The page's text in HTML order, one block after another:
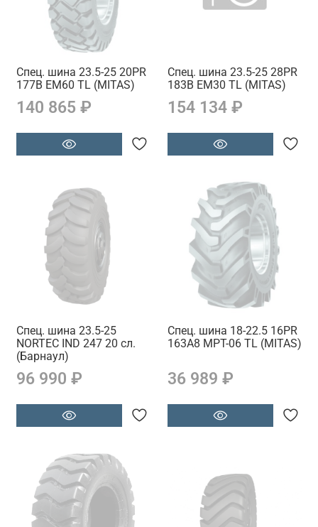
Спец. шина 23.5-25 20PR
177B EM60 TL (MITAS)
140 865 ₽
Спец. шина 23.5-25 28PR
183B EM30 TL (MITAS)
154 134 ₽
Спец. шина 23.5-25
NORTEC IND 247 20 сл.
(Барнаул)
96 990 ₽
Спец. шина 18-22.5 16PR
163A8 MPT-06 TL (MITAS)
36 989 ₽